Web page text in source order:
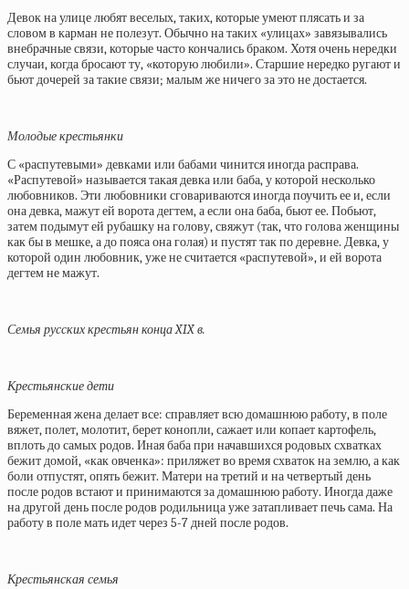
Девок на улице любят веселых, таких, которые умеют плясать и за
словом в карман не полезут. Обычно на таких «улицах» завязывались
внебрачные связи, которые часто кончались браком. Хотя очень нередки
случаи, когда бросают ту, «которую любили». Старшие нередко ругают и
бьют дочерей за такие связи; малым же ничего за это не достается.
Молодые крестьянки
С «распутевыми» девками или бабами чинится иногда расправа.
«Распутевой» называется такая девка или баба, у которой несколько
любовников. Эти любовники сговариваются иногда поучить ее и, если
она девка, мажут ей ворота дегтем, а если она баба, бьют ее. Побьют,
затем подымут ей рубашку на голову, свяжут (так, что голова женщины
как бы в мешке, а до пояса она голая) и пустят так по деревне. Девка, у
которой один любовник, уже не считается «распутевой», и ей ворота
дегтем не мажут.
Семья русских крестьян конца XIX в.
Крестьянские дети
Беременная жена делает все: справляет всю домашнюю работу, в поле
вяжет, полет, молотит, берет конопли, сажает или копает картофель,
вплоть до самых родов. Иная баба при начавшихся родовых схватках
бежит домой, «как овченка»: приляжет во время схваток на землю, а как
боли отпустят, опять бежит. Матери на третий и на четвертый день
после родов встают и принимаются за домашнюю работу. Иногда даже
на другой день после родов родильница уже затапливает печь сама. На
работу в поле мать идет через 5-7 дней после родов.
Крестьянская семья